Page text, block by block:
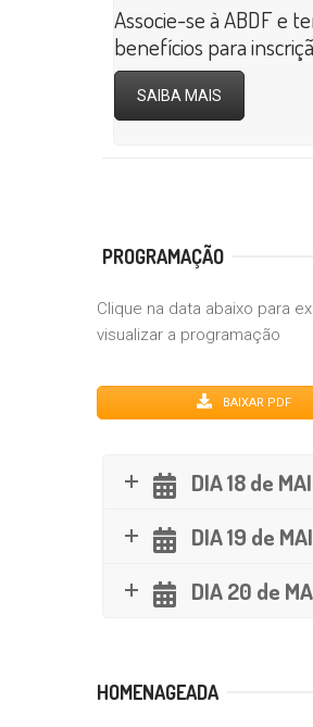
Associe-se à ABDF e
benefícios para
SAIBA MAIS
PROGRAMAÇÃO
Clique na data abaixo para
visualizar a programação
BAIXAR PDF
DIA 18 de
DIA 19 de
DIA 20 de
HOMENAGEADA